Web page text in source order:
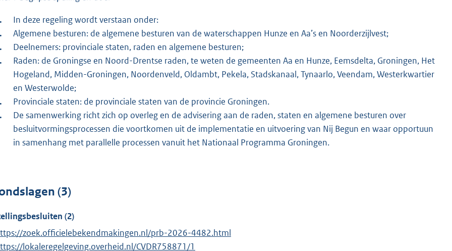
In deze regeling wordt verstaan onder:
Algemene besturen: de algemene besturen van de waterschappen Hunze en Aa’s en Noorderzijlvest;
Deelnemers: provinciale staten, raden en algemene besturen;
Raden: de Groningse en Noord-Drentse raden, te weten de gemeenten Aa en Hunze, Eemsdelta, Groningen, Het
Hogeland, Midden-Groningen, Noordenveld, Oldambt, Pekela, Stadskanaal, Tynaarlo, Veendam, Westerkwartier
en Westerwolde;
Provinciale staten: de provinciale staten van de provincie Groningen.
De samenwerking richt zich op overleg en de advisering aan de raden, staten en algemene besturen over
besluitvormingsprocessen die voortkomen uit de implementatie en uitvoering van Nij Begun en waar opportuun
in samenhang met parallelle processen vanuit het Nationaal Programma Groningen.
(3)
(2)
zoek.officielebekendmakingen.nl/prb-2026-4482.html
lokaleregelgeving.overheid.nl/CVDR758871/1